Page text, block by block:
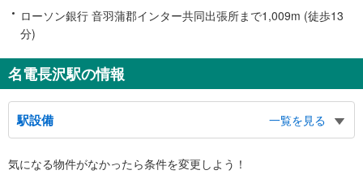
ローソン銀行 音羽蒲郡インター共同出張所まで1,009m (徒歩13
分)
名電長沢駅の情報
駅設備
一覧を見る
※段差なしでの移動経路
気になる物件がなかったら条件を変更しよう！